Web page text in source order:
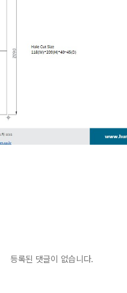
등록된 댓글이 없습니다.